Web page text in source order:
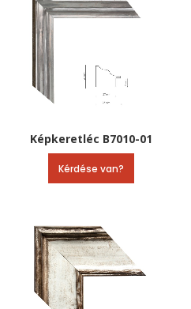
Képkeretléc B7010-01
Kérdése van?